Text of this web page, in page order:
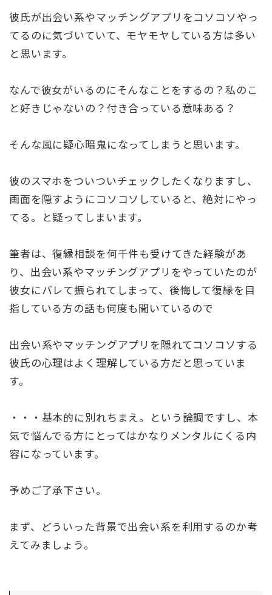
彼氏が出会い系やマッチングアプリをコソコソやっ
てるのに気づいていて、モヤモヤしている方は多い
と思います。
なんで彼女がいるのにそんなことをするの？私のこ
と好きじゃないの？付き合っている意味ある？
そんな風に疑心暗鬼になってしまうと思います。
彼のスマホをついついチェックしたくなりますし、
画面を隠すようにコソコソしていると、絶対にやっ
てる。と疑ってしまいます。
筆者は、復縁相談を何千件も受けてきた経験があ
り、出会い系やマッチングアプリをやっていたのが
彼女にバレて振られてしまって、後悔して復縁を目
指している方の話も何度も聞いているので
出会い系やマッチングアプリを隠れてコソコソする
彼氏の心理はよく理解している方だと思っていま
す。
・・・基本的に別れちまえ。という論調ですし、本
気で悩んでる方にとってはかなりメンタルにくる内
容になっています。
予めご了承下さい。
まず、どういった背景で出会い系を利用するのか考
えてみましょう。